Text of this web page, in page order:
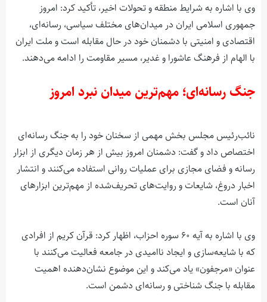
وی با اشاره به شرایط منطقه و تحولات اخیر، تأکید کرد: امروز
جمهوری اسلامی ایران در میدان‌های مختلف سیاسی، رسانه‌ای،
اقتصادی و امنیتی با دشمنان خود در حال مقابله است و ملت ایران
با الهام از فرهنگ عاشورا و غدیر، مسیر مقاومت را ادامه می‌دهند.
جنگ رسانه‌ای؛ مهم‌ترین میدان نبرد امروز
نائب‌رئیس مجلس بخش مهمی از سخنان خود را به جنگ رسانه‌ای
اختصاص داد و گفت: دشمنان امروز بیش از هر زمان دیگری از ابزار
رسانه و فضای مجازی برای عملیات روانی استفاده می‌کنند و انتشار
اخبار دروغ، شایعات و روایت‌های تحریف‌شده از مهم‌ترین ابزارهای
آنان است.
وی با اشاره به آیه ۶۰ سوره احزاب، اظهار کرد: قرآن کریم از افرادی
که با شایعه‌سازی و ایجاد ناامیدی در جامعه فعالیت می‌کنند با
عنوان «مرجفون» یاد می‌کند و این موضوع نشان‌دهنده اهمیت
مقابله با جنگ شناختی و رسانه‌ای دشمن است.